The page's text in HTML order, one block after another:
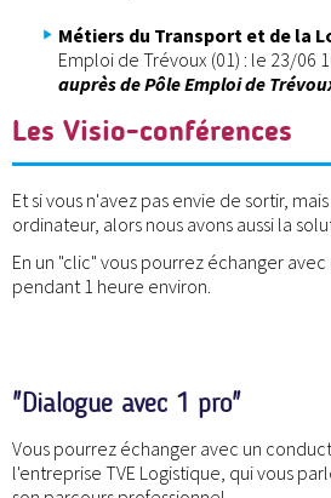
Métiers du Transport et de la
Emploi de Trévoux (01) : le 23/06
auprès de Pôle Emploi de
Les Visio-conférences
Et si vous n'avez pas envie de sortir,
ordinateur, alors nous avons aussi la
En un "clic" vous pourrez échanger
pendant 1 heure environ.
"Dialogue avec 1 pro"
Vous pourrez échanger avec un
l'entreprise TVE Logistique, qui vous